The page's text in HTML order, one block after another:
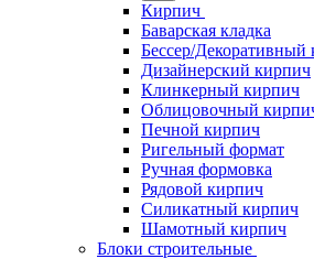
Кирпич
Баварская кладка
Бессер/Декоративный
Дизайнерский кирпич
Клинкерный кирпич
Облицовочный
Печной кирпич
Ригельный формат
Ручная формовка
Рядовой кирпич
Силикатный кирпич
Шамотный кирпич
Блоки строительные